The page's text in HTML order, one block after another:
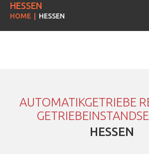
HESSEN
HOME HESSEN
AUTOMATIKGETRIEBE
HESSEN